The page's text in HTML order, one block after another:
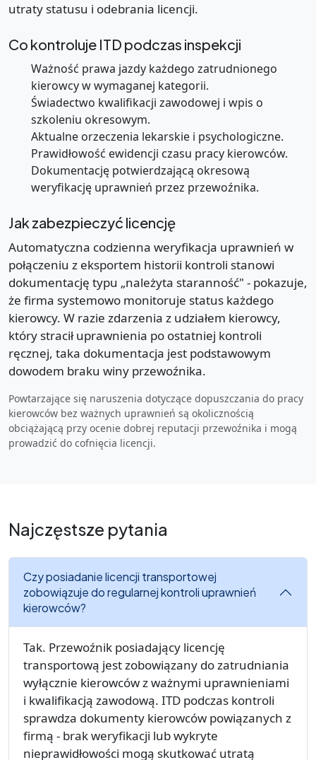
utraty statusu i odebrania licencji.
Co kontroluje ITD podczas inspekcji
Ważność prawa jazdy każdego zatrudnionego
kierowcy w wymaganej kategorii.
Świadectwo kwalifikacji zawodowej i wpis o
szkoleniu okresowym.
Aktualne orzeczenia lekarskie i psychologiczne.
Prawidłowość ewidencji czasu pracy kierowców.
Dokumentację potwierdzającą okresową
weryfikację uprawnień przez przewoźnika.
Jak zabezpieczyć licencję
Automatyczna codzienna weryfikacja uprawnień w
połączeniu z eksportem historii kontroli stanowi
dokumentację typu „należyta staranność" - pokazuje,
że firma systemowo monitoruje status każdego
kierowcy. W razie zdarzenia z udziałem kierowcy,
który stracił uprawnienia po ostatniej kontroli
ręcznej, taka dokumentacja jest podstawowym
dowodem braku winy przewoźnika.
Powtarzające się naruszenia dotyczące dopuszczania do pracy
kierowców bez ważnych uprawnień są okolicznością
obciążającą przy ocenie dobrej reputacji przewoźnika i mogą
prowadzić do cofnięcia licencji.
Najczęstsze pytania
Czy posiadanie licencji transportowej
zobowiązuje do regularnej kontroli uprawnień
kierowców?
Tak. Przewoźnik posiadający licencję
transportową jest zobowiązany do zatrudniania
wyłącznie kierowców z ważnymi uprawnieniami
i kwalifikacją zawodową. ITD podczas kontroli
sprawdza dokumenty kierowców powiązanych z
firmą - brak weryfikacji lub wykryte
nieprawidłowości mogą skutkować utratą